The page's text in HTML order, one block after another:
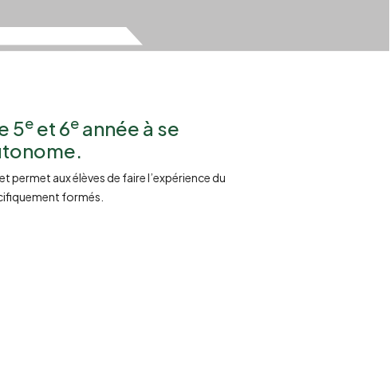
5e et 6e année à se
aux élèves de faire l’expérience du
formés.